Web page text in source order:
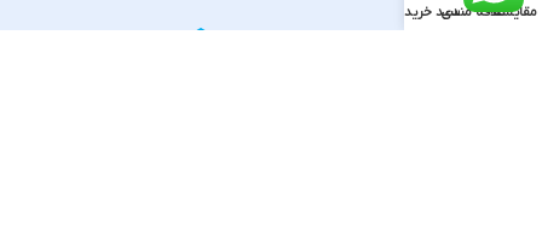
مقایسهعلاقه مندیسبد خرید